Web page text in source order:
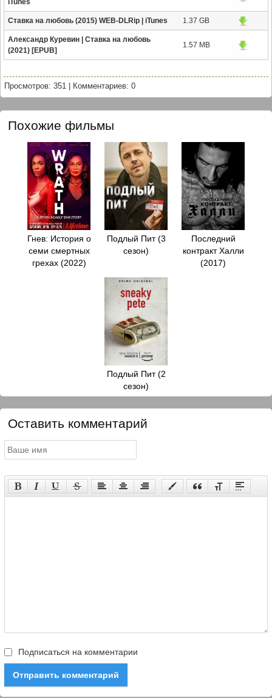
Ставка на любовь (2015) WEB-DLRip | iTunes 1.37 GB
Александр Куревин | Ставка на любовь
(2021) [EPUB]
1.57 MB
Просмотров: 351 | Комментариев: 0
Похожие фильмы
Гнев: История о
семи смертных
грехах (2022)
Подлый Пит (3
сезон)
Последний
контракт Халли
(2017)
Подлый Пит (2
сезон)
Оставить комментарий
Подписаться на комментарии
Отправить комментарий